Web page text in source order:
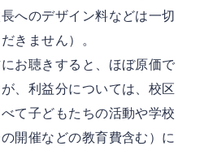
へのデザイン料などは一切
きません）。
お聴きすると、ほぼ原価で
、利益分については、校区
て子どもたちの活動や学校
開催などの教育費含む）に